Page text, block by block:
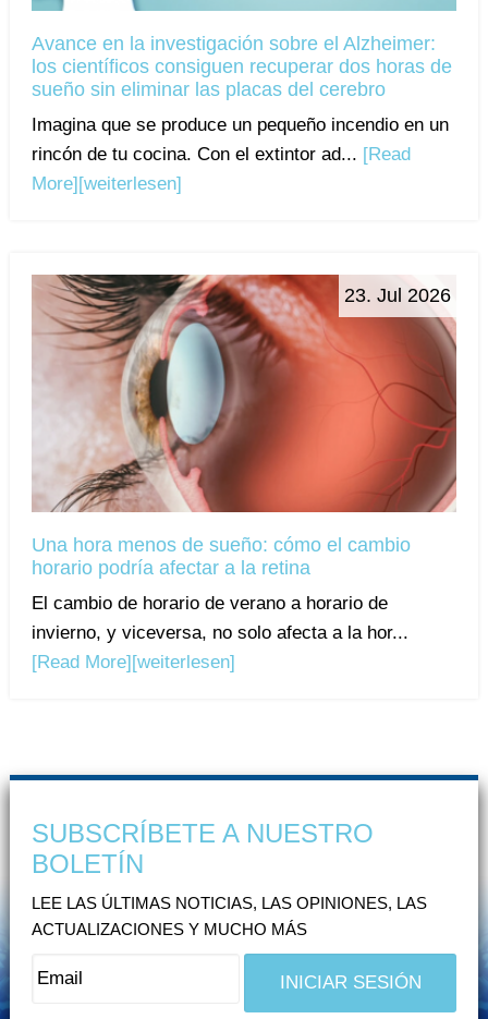
Avance en la investigación sobre el Alzheimer:
los científicos consiguen recuperar dos horas de
sueño sin eliminar las placas del cerebro
Imagina que se produce un pequeño incendio en un
rincón de tu cocina. Con el extintor ad... [Read
More] [weiterlesen]
23. Jul 2026
Una hora menos de sueño: cómo el cambio
horario podría afectar a la retina
El cambio de horario de verano a horario de
invierno, y viceversa, no solo afecta a la hor...
[Read More][weiterlesen]
SUBSCRÍBETE A NUESTRO
BOLETÍN
LEE LAS ÚLTIMAS NOTICIAS, LAS OPINIONES, LAS
ACTUALIZACIONES Y MUCHO MÁS